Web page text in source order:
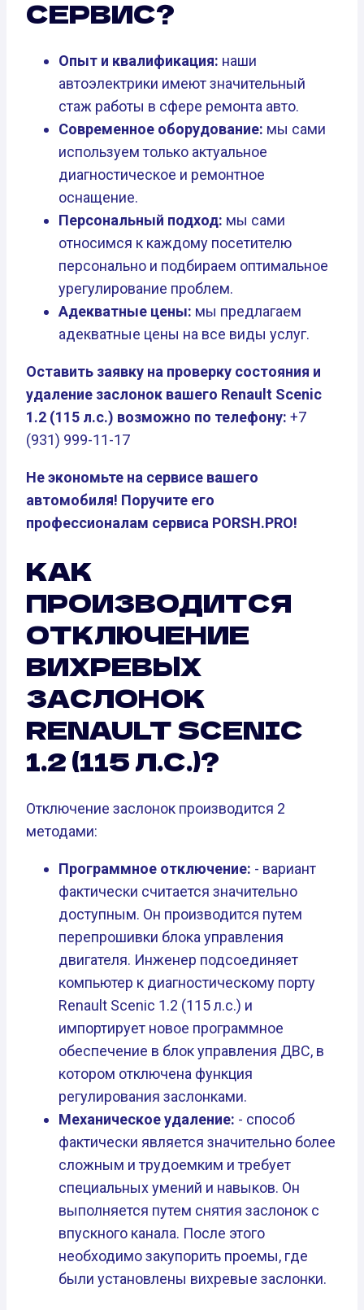
СЕРВИС?
Опыт и квалификация: наши
автоэлектрики имеют значительный
стаж работы в сфере ремонта авто.
Современное оборудование: мы сами
используем только актуальное
диагностическое и ремонтное
оснащение.
Персональный подход: мы сами
относимся к каждому посетителю
персонально и подбираем оптимальное
урегулирование проблем.
Адекватные цены: мы предлагаем
адекватные цены на все виды услуг.
Оставить заявку на проверку состояния и
удаление заслонок вашего Renault Scenic
1.2 (115 л.с.) возможно по телефону: +7
(931) 999-11-17
Не экономьте на сервисе вашего
автомобиля! Поручите его
профессионалам сервиса PORSH.PRO!
КАК
ПРОИЗВОДИТСЯ
ОТКЛЮЧЕНИЕ
ВИХРЕВЫХ
ЗАСЛОНОК
RENAULT SCENIC
1.2 (115 Л.С.)?
Отключение заслонок производится 2
методами:
Программное отключение: - вариант
фактически считается значительно
доступным. Он производится путем
перепрошивки блока управления
двигателя. Инженер подсоединяет
компьютер к диагностическому порту
Renault Scenic 1.2 (115 л.с.) и
импортирует новое программное
обеспечение в блок управления ДВС, в
котором отключена функция
регулирования заслонками.
Механическое удаление: - способ
фактически является значительно более
сложным и трудоемким и требует
специальных умений и навыков. Он
выполняется путем снятия заслонок с
впускного канала. После этого
необходимо закупорить проемы, где
были установлены вихревые заслонки.